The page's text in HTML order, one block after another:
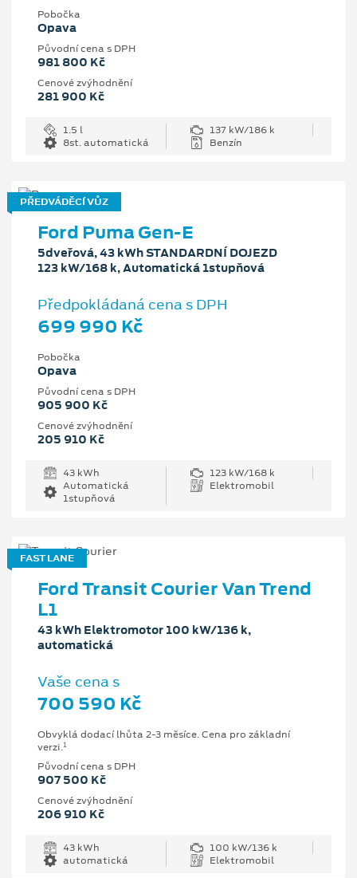
Pobočka
Opava
Původní cena s DPH
981 800 Kč
Cenové zvýhodnění
281 900 Kč
1.5 l
137 kW/186 k
8st. automatická
Benzín
PŘEDVÁDĚCÍ VŮZ
Ford Puma Gen-E
5dveřová, 43 kWh STANDARDNÍ DOJEZD
123 kW/168 k, Automatická 1stupňová
Předpokládaná cena s DPH
699 990 Kč
Pobočka
Opava
Původní cena s DPH
905 900 Kč
Cenové zvýhodnění
205 910 Kč
43 kWh
123 kW/168 k
Automatická
1stupňová
Elektromobil
FAST LANE
Ford Transit Courier Van Trend
L1
43 kWh Elektromotor 100 kW/136 k,
automatická
Vaše cena s
700 590 Kč
Obvyklá dodací lhůta 2-3 měsíce. Cena pro základní
verzi.1
Původní cena s DPH
907 500 Kč
Cenové zvýhodnění
206 910 Kč
43 kWh
100 kW/136 k
automatická
Elektromobil